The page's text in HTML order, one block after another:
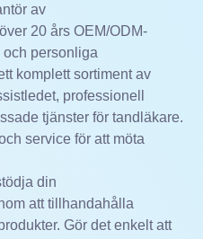
av
20 års OEM/ODM-
personliga
komplett sortiment av
professionell
tjänster för tandläkare.
service för att möta
din
att tillhandahålla
Gör det enkelt att